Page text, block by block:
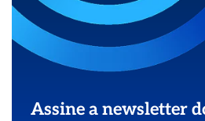
Assine a newsletter